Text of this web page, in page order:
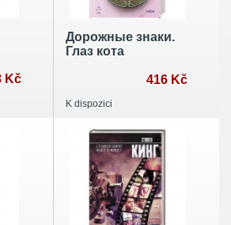
Kč
Дорожные знаки.
Глаз кота
416 Kč
K dispozici